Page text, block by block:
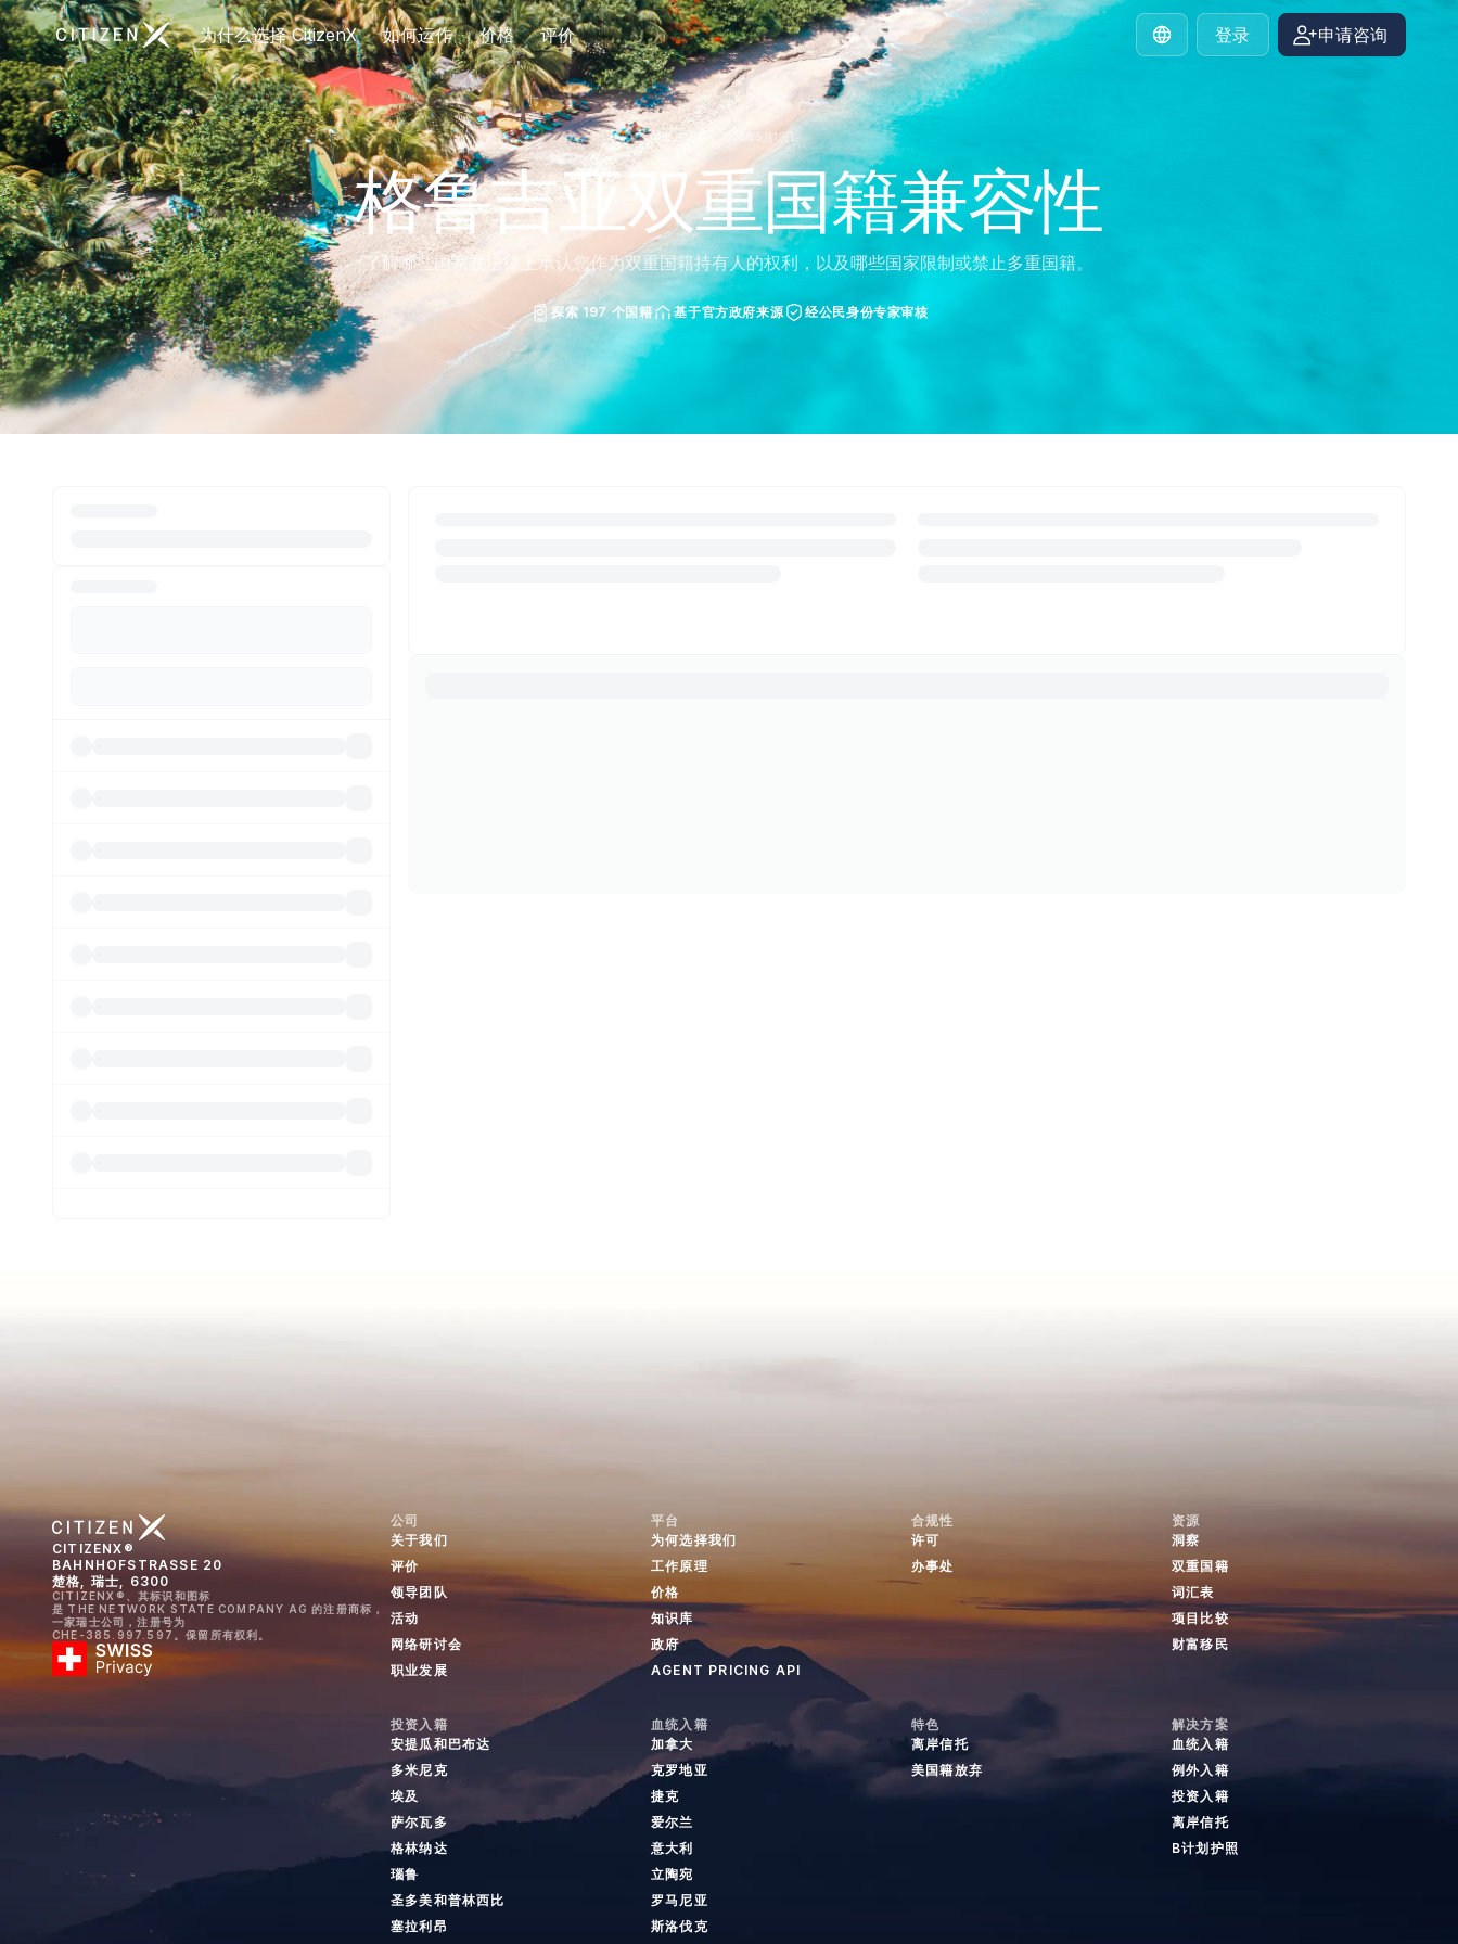
前往 CitizenX 首页 为什么选择 CitizenX 如何运作 价格 评价
Chinese
登录 申请咨询
最后更新：2026年5月19日
格鲁吉亚双重国籍兼容性
了解哪些国家在法律上承认您作为双重国籍持有人的权利，以及哪些国家限制或禁止多重国籍。
探索 197 个国籍 基于官方政府来源 经公民身份专家审核
CITIZENX®
BAHNHOFSTRASSE 20
楚格, 瑞士, 6300
CITIZENX®、其标识和图标
是 THE NETWORK STATE COMPANY AG 的注册商标，
一家瑞士公司，注册号为
CHE-385.997.597。保留所有权利。
公司
关于我们
评价
领导团队
活动
网络研讨会
职业发展
平台
为何选择我们
工作原理
价格
知识库
政府
AGENT PRICING API
合规性
许可
办事处
资源
洞察
双重国籍
词汇表
项目比较
财富移民
投资入籍
安提瓜和巴布达
多米尼克
埃及
萨尔瓦多
格林纳达
瑙鲁
圣多美和普林西比
塞拉利昂
血统入籍
加拿大
克罗地亚
捷克
爱尔兰
意大利
立陶宛
罗马尼亚
斯洛伐克
特色
离岸信托
美国籍放弃
解决方案
血统入籍
例外入籍
投资入籍
离岸信托
B计划护照